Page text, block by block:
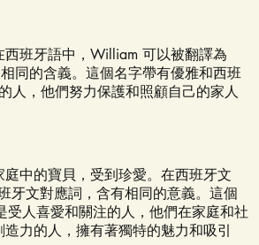
班牙語中，William 可以被翻譯為
同的含義。這個名字帶有優雅和西班
人，他們努力保護和照顧自己的家人
中的寶貝，受到珍愛。在西班牙文
牙文對應詞，含有相同的意義。這個
人喜愛和關注的人，他們在家庭和社
力的人，擁有著獨特的魅力和吸引